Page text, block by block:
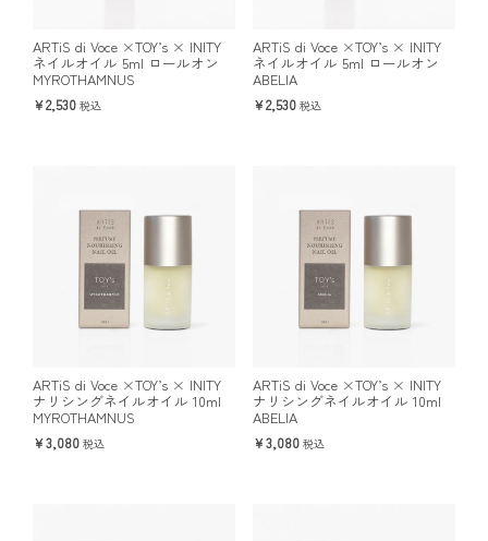
ARTiS di Voce ×TOY’s × INITY
ネイルオイル 5ml ロールオン
MYROTHAMNUS
2,530 税込
ARTiS di Voce ×TOY’s × INITY
ネイルオイル 5ml ロールオン
ABELIA
2,530 税込
ARTiS di Voce ×TOY’s × INITY
ナリシングネイルオイル 10ml
MYROTHAMNUS
3,080 税込
ARTiS di Voce ×TOY’s × INITY
ナリシングネイルオイル 10ml
ABELIA
3,080 税込